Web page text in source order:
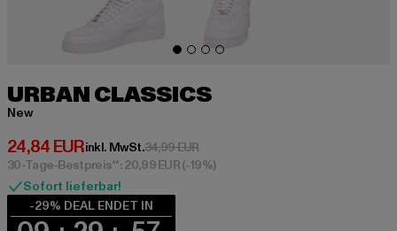
URBAN CLASSICS
New
24,84 EUR
Derzeitiger Preis: 24,84 EUR
inkl. MwSt.34,99 EURAktionspreis: 34,99 EUR
30-Tage-Bestpreis**: 20,99 EUR(-19%)
Sofort lieferbar!
-29% DEAL ENDET IN